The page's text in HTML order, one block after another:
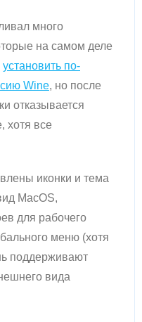
много
на самом деле
установить по-
Wine, но после
отказывается
хотя все
иконки и тема
MacOS,
для рабочего
меню (хотя
поддерживают
вида